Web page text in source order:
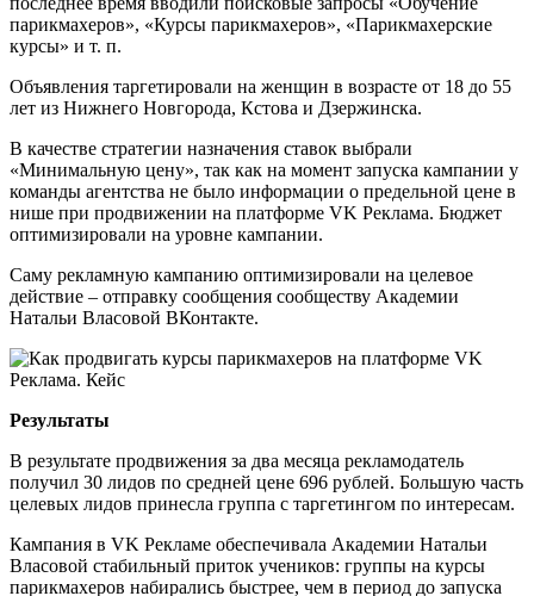
парикмахеров», «Курсы парикмахеров», «Парикмахерские
курсы» и т. п.
Объявления таргетировали на женщин в возрасте от 18 до 55
лет из Нижнего Новгорода, Кстова и Дзержинска.
В качестве стратегии назначения ставок выбрали
«Минимальную цену», так как на момент запуска кампании у
команды агентства не было информации о предельной цене в
нише при продвижении на платформе VK Реклама. Бюджет
оптимизировали на уровне кампании.
Саму рекламную кампанию оптимизировали на целевое
действие – отправку сообщения сообществу Академии
Натальи Власовой ВКонтакте.
Результаты
В результате продвижения за два месяца рекламодатель
получил 30 лидов по средней цене 696 рублей. Большую часть
целевых лидов принесла группа с таргетингом по интересам.
Кампания в VK Рекламе обеспечивала Академии Натальи
Власовой стабильный приток учеников: группы на курсы
парикмахеров набирались быстрее, чем в период до запуска